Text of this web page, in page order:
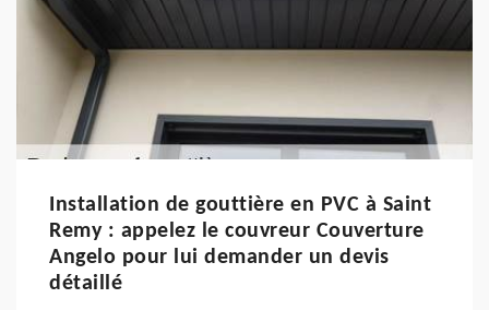
Installation de gouttière en PVC à Saint
Remy : appelez le couvreur Couverture
Angelo pour lui demander un devis
détaillé